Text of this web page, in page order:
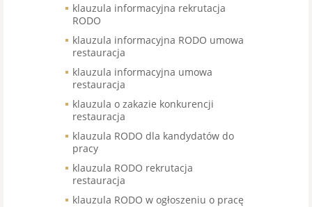
klauzula informacyjna rekrutacja
RODO
klauzula informacyjna RODO umowa
restauracja
klauzula informacyjna umowa
restauracja
klauzula o zakazie konkurencji
restauracja
klauzula RODO dla kandydatów do
pracy
klauzula RODO rekrutacja
restauracja
klauzula RODO w ogłoszeniu o pracę